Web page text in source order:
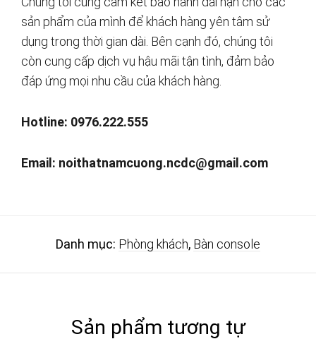
sản phẩm của mình để khách hàng yên tâm sử
dụng trong thời gian dài. Bên cạnh đó, chúng tôi
còn cung cấp dịch vụ hậu mãi tận tình, đảm bảo
đáp ứng mọi nhu cầu của khách hàng.
Hotline: 0976.222.555
Email: noithatnamcuong.ncdc@gmail.com
Danh mục: Phòng khách, Bàn console
Sản phẩm tương tự